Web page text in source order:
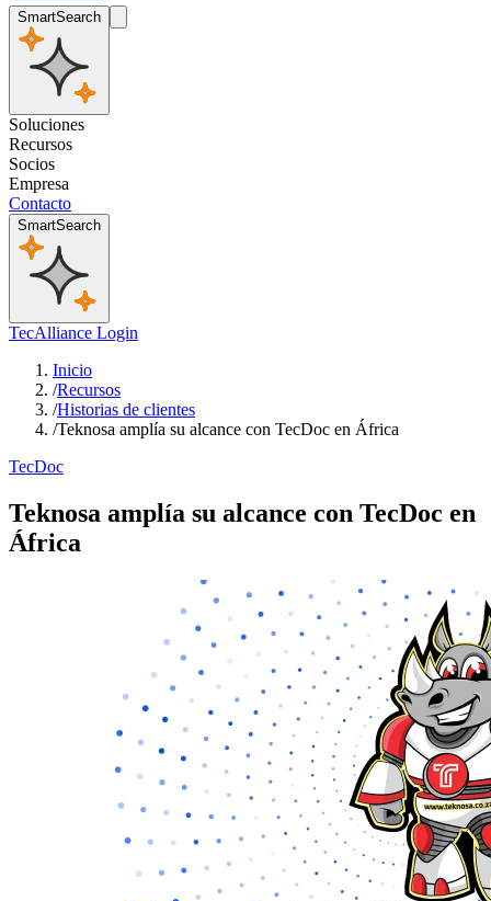
SmartSearch
Soluciones
Recursos
Socios
Empresa
Contacto
SmartSearch
TecAlliance Login
Inicio
/Recursos
/Historias de clientes
/Teknosa amplía su alcance con TecDoc en África
TecDoc
Teknosa amplía su alcance con TecDoc en
África